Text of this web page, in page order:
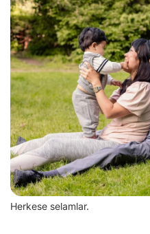
Herkese selamlar.